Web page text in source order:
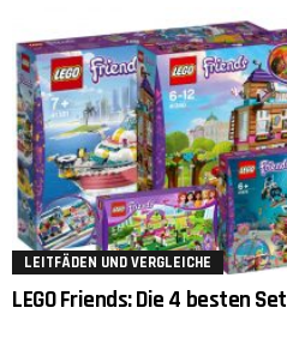
LEITFÄDEN UND VERGLEICHE
LEGO Friends: Die 4 besten